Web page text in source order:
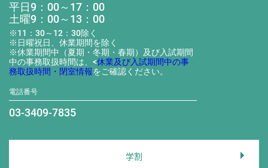
平日9：00～17：00
土曜9：00～13：00
※11：30～12：30除く
※日曜祝日、休業期間を除く
※休業期間中（夏期・冬期・春期）及び入試期間
中の事務取扱時間は、<休業及び入試期間中の事
務取扱時間・閉室情報をご確認ください。
電話番号
03-3409-7835
学割